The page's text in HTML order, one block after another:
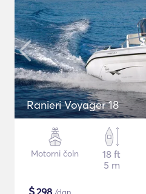
Ranieri Voyager 18
Motorni čoln
18 ft
5 m
298